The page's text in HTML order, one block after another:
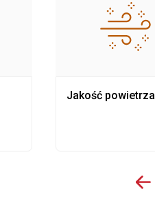
Jakość powietrza